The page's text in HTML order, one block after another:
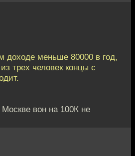
доходе меньше 80000 в год,
трех человек концы с
вон на 100К не